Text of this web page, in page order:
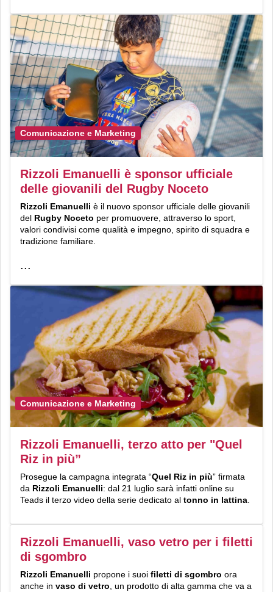
Comunicazione e Marketing
Rizzoli Emanuelli è sponsor ufficiale
delle giovanili del Rugby Noceto
Rizzoli Emanuelli è il nuovo sponsor ufficiale delle giovanili
del Rugby Noceto per promuovere, attraverso lo sport,
valori condivisi come qualità e impegno, spirito di squadra e
tradizione familiare.
...
Comunicazione e Marketing
Rizzoli Emanuelli, terzo atto per "Quel
Riz in più”
Prosegue la campagna integrata “Quel Riz in più” firmata
da Rizzoli Emanuelli: dal 21 luglio sarà infatti online su
Teads il terzo video della serie dedicato al tonno in lattina.
Rizzoli Emanuelli, vaso vetro per i filetti
di sgombro
Rizzoli Emanuelli propone i suoi filetti di sgombro ora
anche in vaso di vetro, un prodotto di alta gamma che va a